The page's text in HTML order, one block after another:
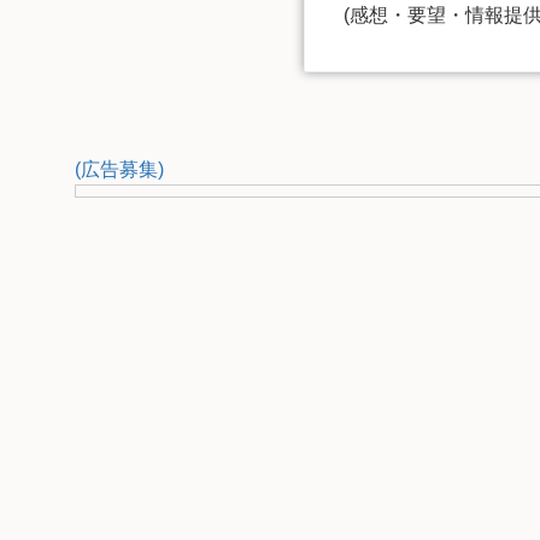
(感想・要望・情報
(広告募集)